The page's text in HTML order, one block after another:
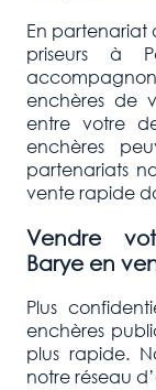
En partenariat
priseurs à
enchères de
entre votre
enchères
partenariats
vente rapide
Vendre
Baryeen
Plus
enchères
plus rapide.
notre réseau